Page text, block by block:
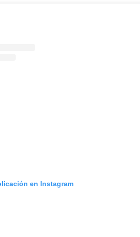
en Instagram